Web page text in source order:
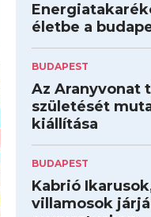
életbe a
BUDAPEST
Az Aranyvonat
születését
kiállítása
BUDAPEST
Kabrió
villamosok